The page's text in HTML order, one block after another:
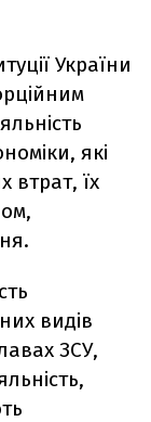
України
які
втрат, їх
видів
ЗСУ,